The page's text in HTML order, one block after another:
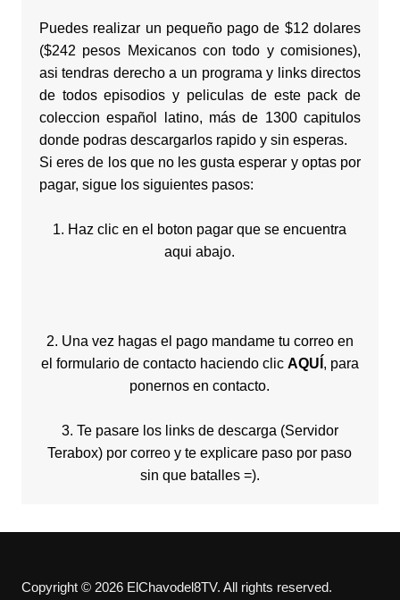
Puedes realizar un pequeño pago de $12 dolares
($242 pesos Mexicanos con todo y comisiones),
asi tendras derecho a un programa y links directos
de todos episodios y peliculas de este pack de
coleccion español latino, más de 1300 capitulos
donde podras descargarlos rapido y sin esperas.
Si eres de los que no les gusta esperar y optas por
pagar, sigue los siguientes pasos:
1. Haz clic en el boton pagar que se encuentra
aqui abajo.
2. Una vez hagas el pago mandame tu correo en
el formulario de contacto haciendo clic AQUÍ , para
ponernos en contacto.
3. Te pasare los links de descarga (Servidor
Terabox) por correo y te explicare paso por paso
sin que batalles =).
Copyright © 2026 ElChavodel8TV. All rights reserved.